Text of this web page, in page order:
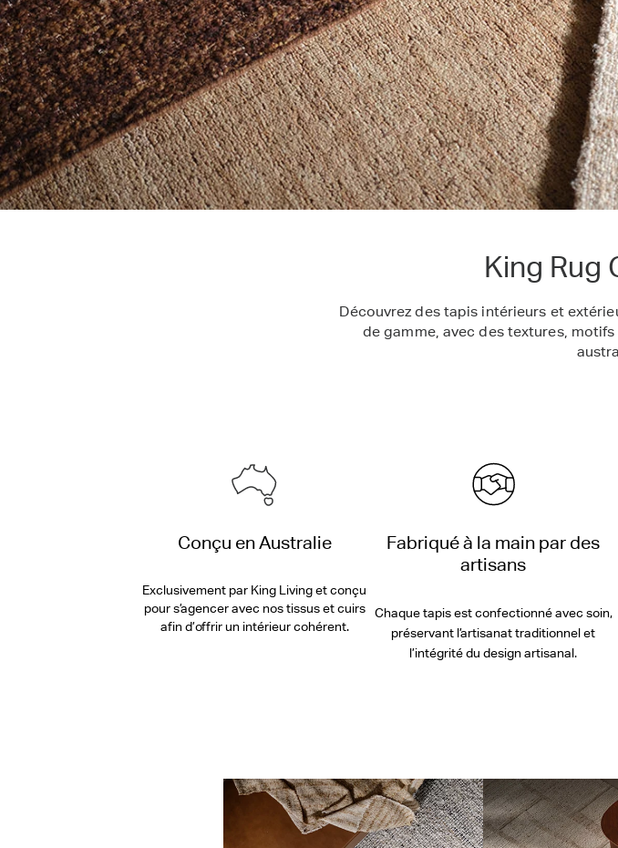
King Rug
Découvrez des tapis intérieurs et
de gamme, avec des textures,
Conçu en Australie
Exclusivement par King Living et conçu
pour s’agencer avec nos tissus et cuirs
afin d’offrir un intérieur cohérent.
Fabriqué à la main par des
artisans
Chaque tapis est confectionné avec soin,
préservant l’artisanat traditionnel et
l’intégrité du design artisanal.